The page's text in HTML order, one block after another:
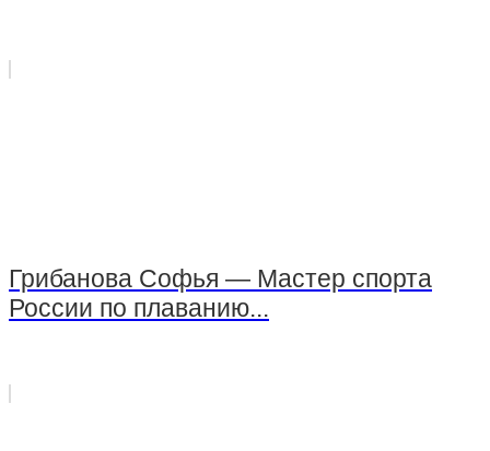
Стрельба из огнестрельного оружия
Грибанова Софья — Мастер спорта
России по плаванию...